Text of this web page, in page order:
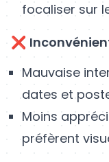
focaliser sur
❌
Mauvaise
dates et
Moins
préfèrent